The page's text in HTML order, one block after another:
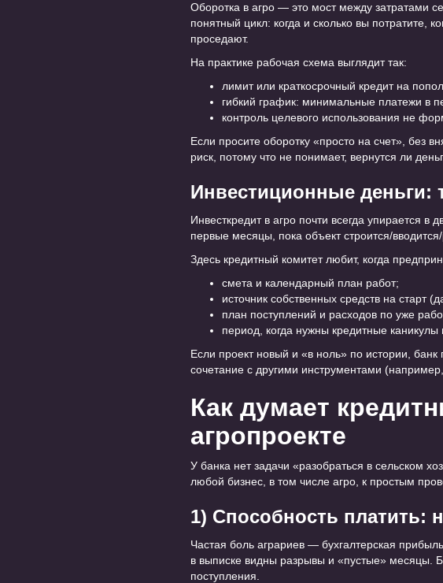
Оборотка в агро — это мост между затратами
понятный цикл: когда и сколько вы потратите,
проседают.
На практике рабочая схема выглядит так:
лимит или краткосрочный кредит на
гибкий график: минимальные платежи в
контроль целевого использования не
Если просите оборотку «просто на счет», без
риск, потому что не понимает, вернутся ли
Инвестиционные деньги:
Инвесткредит в агро почти всегда упирается в
первые месяцы, пока объект строится/вводится/
Здесь кредитный комитет любит, когда
смета и календарный план работ;
источник собственных средств на
план поступлений и расходов по уже
период, когда нужны кредитные
Если проект новый и «в ноль» по истории, банк
сочетание с другими инструментами (например,
Как думает
агропроекте
У банка нет задачи «разобраться в сельском
любой бизнес, в том числе агро, к простым
1) Способность платить:
Частая боль аграриев — бухгалтерская
в выписке видны разрывы и «пустые» месяцы.
поступления.